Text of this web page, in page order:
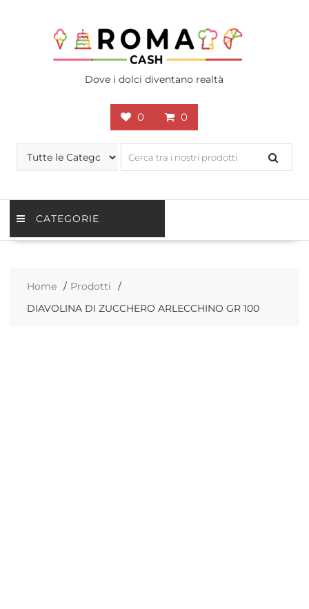
Dove i dolci diventano realtà
0 0
CATEGORIE
Home
Prodotti
DIAVOLINA DI ZUCCHERO ARLECCHINO GR 100